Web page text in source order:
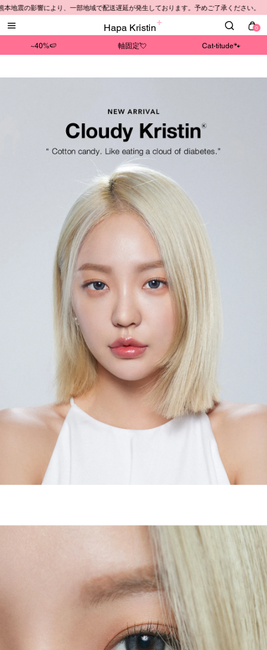
Hapa Kristin 0
~40%🍉 軸固定💘 Cat-titude🐾
影響により、一部地域で配送遅延が発生しております。予めご了承ください。